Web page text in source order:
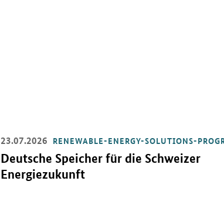
23.07.2026 RENEWABLE-ENERGY-SOLUTIONS-
Deutsche Speicher für die Schweizer
Energiezukunft